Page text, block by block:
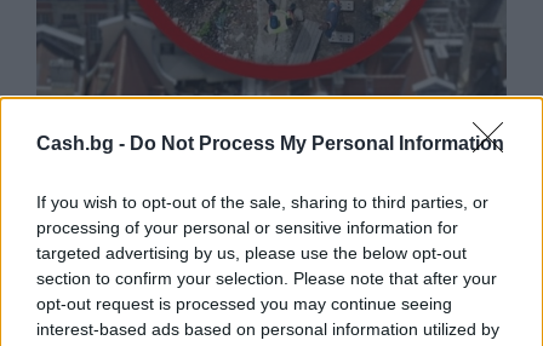
Cash.bg - Do Not Process My Personal Information
If you wish to opt-out of the sale, sharing to third parties, or
processing of your personal or sensitive information for
targeted advertising by us, please use the below opt-out
section to confirm your selection. Please note that after your
opt-out request is processed you may continue seeing
interest-based ads based on personal information utilized by
откриха под кафене за сладолед в
Полша
07.08.2026 / 16:00